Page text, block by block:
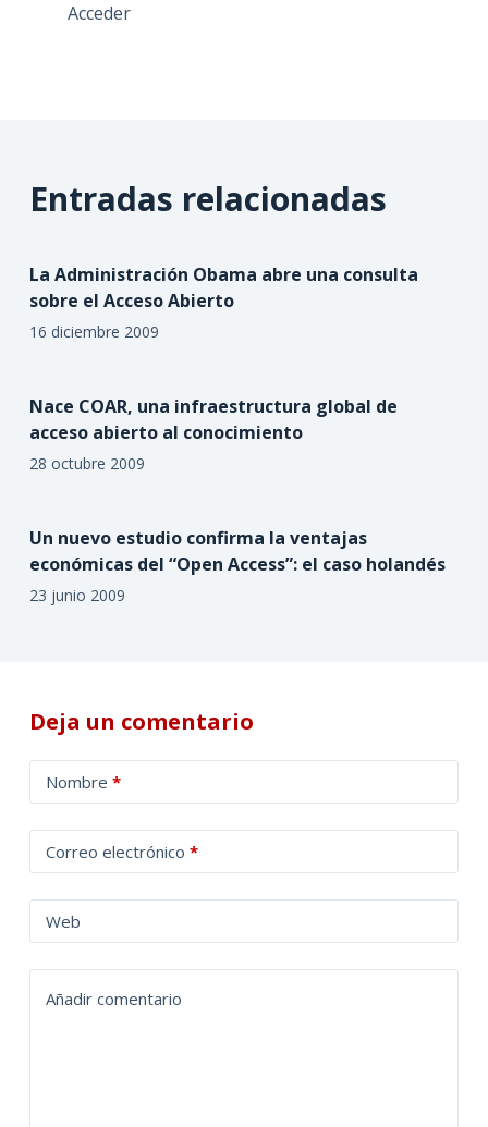
Acceder
Entradas relacionadas
La Administración Obama abre una consulta
sobre el Acceso Abierto
16 diciembre 2009
Nace COAR, una infraestructura global de
acceso abierto al conocimiento
28 octubre 2009
Un nuevo estudio confirma la ventajas
económicas del “Open Access”: el caso holandés
23 junio 2009
Deja un comentario
Nombre *
Correo electrónico *
Web
Añadir comentario
l
t
a
t